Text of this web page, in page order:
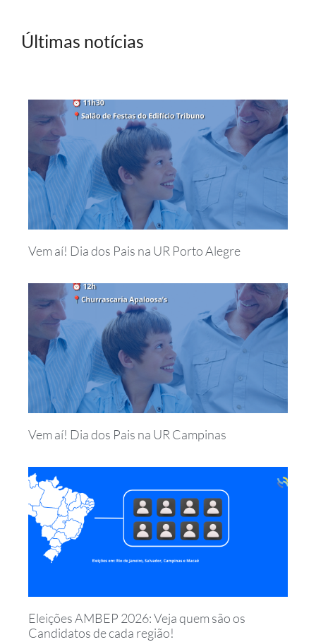
Últimas notícias
Vem aí! Dia dos Pais na UR Porto Alegre
Vem aí! Dia dos Pais na UR Campinas
Eleições AMBEP 2026: Veja quem são os
Candidatos de cada região!